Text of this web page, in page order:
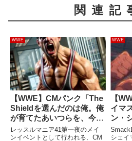
関連記
WWE
【WWE】CMパンク「The
Shieldを選んだのは俺。俺
が育てたあいつらを、今度
はリングから突き落とす
ぞ」
レッスルマニア41第一夜のメイ
ンイベントとして行われる、CM
WWE
【
イマ
ン・
ント
シェイ